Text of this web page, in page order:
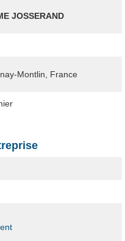
JOSSERAND
Montlin, France